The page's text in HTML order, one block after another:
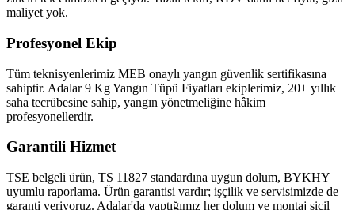
maliyet yok.
Profesyonel Ekip
Tüm teknisyenlerimiz MEB onaylı yangın güvenlik sertifikasına
sahiptir. Adalar 9 Kg Yangın Tüpü Fiyatları ekiplerimiz, 20+ yıllık
saha tecrübesine sahip, yangın yönetmeliğine hâkim
profesyonellerdir.
Garantili Hizmet
TSE belgeli ürün, TS 11827 standardına uygun dolum, BYKHY
uyumlu raporlama. Ürün garantisi vardır; işçilik ve servisimizde de
garanti veriyoruz. Adalar'da yaptığımız her dolum ve montaj sicil